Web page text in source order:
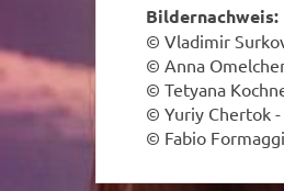
Bildernachweis:
© Vladimir
© Anna
© Tetyana
© Yuriy Chertok
© Fabio